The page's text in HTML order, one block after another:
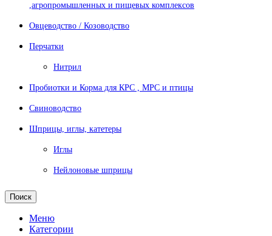
,агропромышленных и пищевых комплексов
Овцеводство / Козоводство
Перчатки
Нитрил
Пробиотки и Корма для КРС , МРС и птицы
Свиноводство
Шприцы, иглы, катетеры
Иглы
Нейлоновые шприцы
Поиск
Меню
Категории